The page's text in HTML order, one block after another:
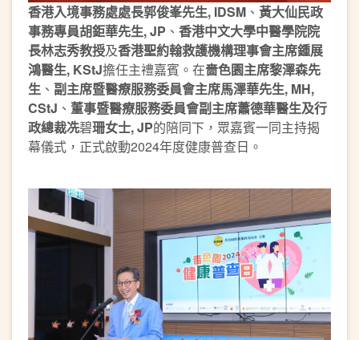
香港入境事務處處長郭俊峯先生, IDSM 、 黃大仙民政
事務專員胡鉅華先生, JP 、 香港中文大學中醫學院院
長林志秀教授及香港聖約翰救護機構理事會主席鍾展
鴻醫生, KStJ擔任主禮嘉賓。在嗇色園主席黎澤森先
生 、 副主席暨醫療服務委員會主席馬澤華先生, MH,
CStJ 、 董事暨醫療服務委員會副主席蕭德華醫生及行
政總裁冼碧珊女士, JP的陪同下，眾嘉賓一同主持揭
幕儀式，正式啟動2024年度健康普查日。